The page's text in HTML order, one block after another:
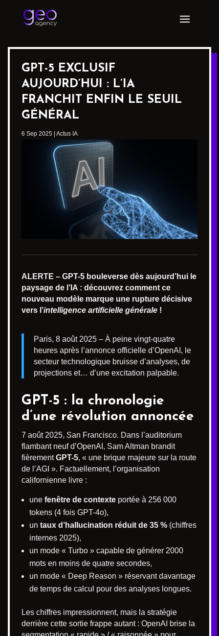
GPT-5 EXCLUSIF
AUJOURD’HUI : L’IA
FRANCHIT ENFIN LE SEUIL
GÉNÉRAL
6 Sep 2025 Actus IA
ALERTE – GPT-5 bouleverse dès aujourd’hui le
paysage de l’IA : découvrez comment ce
nouveau modèle marque une rupture décisive
vers l’intelligence artificielle générale !
Paris, 8 août 2025 – À peine vingt-quatre
heures après l’annonce officielle d’OpenAI, le
secteur technologique bruisse d’analyses, de
projections et… d’une excitation palpable.
GPT-5 : la chronologie
d’une révolution annoncée
7 août 2025, San Francisco. Dans l’auditorium
flambant neuf d’OpenAI, Sam Altman brandit
fièrementGPT-5, « une brique majeure sur la route
de l’AGI ». Factuellement, l’organisation
californienne livre :
une fenêtre de contexte portée à 256 000
tokens (4 fois GPT-4o),
un taux d’hallucination réduit de 35 % (chiffres
internes 2025),
un mode « Turbo » capable de générer 2000
mots en moins de quatre secondes,
un mode « Deep Reason » réservant davantage
de temps de calcul pour des analyses longues.
Les chiffres impressionnent, mais la stratégie
derrière cette sortie frappe autant : OpenAI brise la